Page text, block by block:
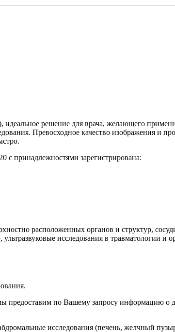
решение для врача, желающего
Превосходное качество изображения и
с принадлежностями зарегистрирована:
расположенных органов и структур,
исследования в травматологии и
предоставим по Вашему запросу информацию о
исследования (печень, желчный